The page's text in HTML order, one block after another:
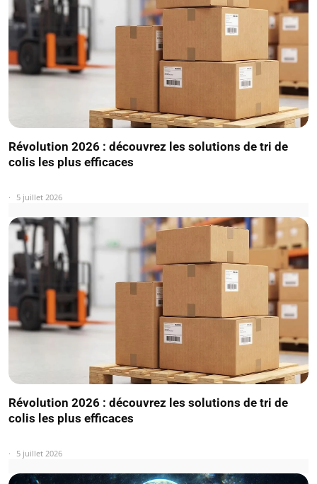
Révolution 2026 : découvrez les solutions de tri de
colis les plus efficaces
5 juillet 2026
Révolution 2026 : découvrez les solutions de tri de
colis les plus efficaces
5 juillet 2026